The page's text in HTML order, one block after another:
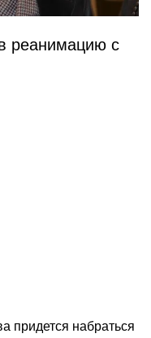
реанимацию с
придется набраться